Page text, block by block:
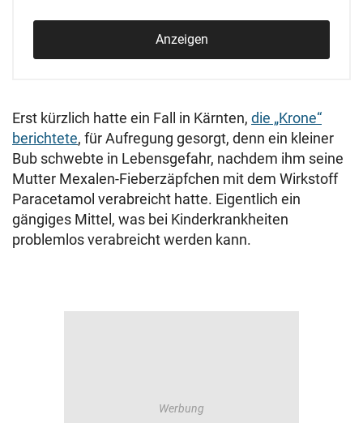
Anzeigen
Erst kürzlich hatte ein Fall in Kärnten, die „Krone“
berichtete, für Aufregung gesorgt, denn ein kleiner
Bub schwebte in Lebensgefahr, nachdem ihm seine
Mutter Mexalen-Fieberzäpfchen mit dem Wirkstoff
Paracetamol verabreicht hatte. Eigentlich ein
gängiges Mittel, was bei Kinderkrankheiten
problemlos verabreicht werden kann.